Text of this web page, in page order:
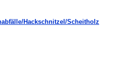
Hackschnitzel/Scheitholz